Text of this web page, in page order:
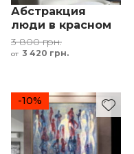
Абстракция
люди в красном
коричневый
желтый
3 800 грн.
от 3 420 грн.
-10%